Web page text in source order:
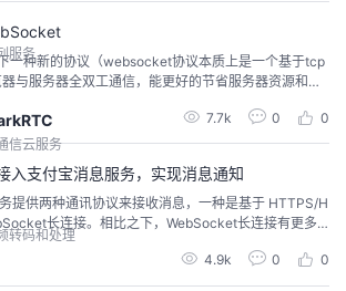
服务
信云服务
转码和处理
一种新的协议（websocket协议本质上是一个基于tcp
与服务器全双工通信，能更好的节省服务器资源和带
7.7k 0 0
入支付宝消息服务，实现消息通知
提供两种通讯协议来接收消息，一种是基于 HTTPS/H
长连接。相比之下，WebSocket长连接有更多
用WebSocket长连接来接收支付宝服务端发来的消
4.9k 0 0